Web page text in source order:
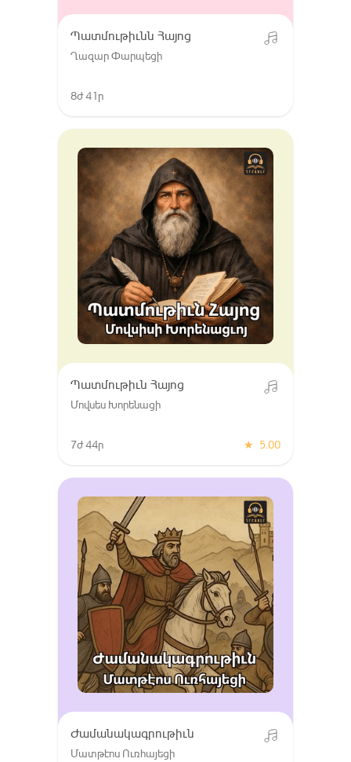
Պատմութիւնն Հայոց
Ղազար Փարպեցի
8ժ 41ր
Պատմութիւն Հայոց
Մովսես Խորենացի
7ժ 44ր ★ 5.00
Ժամանակագրութիւն
Մատթէոս Ուռհայեցի